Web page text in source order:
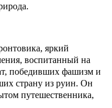
яркий
воспитанный на
победивших фашизм и
страну из руин. Он
путешественника,